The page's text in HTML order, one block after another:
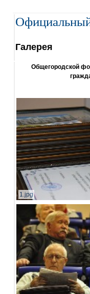
Галерея
Общегородской
1.jpg